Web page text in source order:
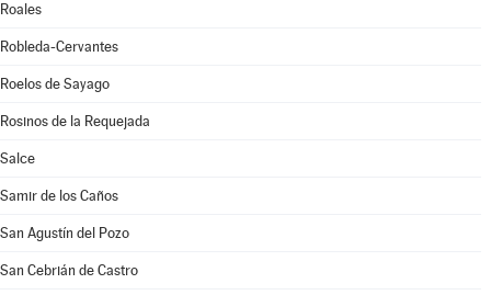
Roales
Robleda-Cervantes
Roelos de Sayago
Rosinos de la Requejada
Salce
Samir de los Caños
San Agustín del Pozo
San Cebrián de Castro